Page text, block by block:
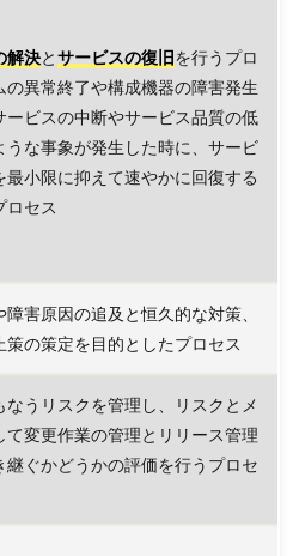
解決とサービスの復旧を行うプロ
の異常終了や構成機器の障害発生
ービスの中断やサービス品質の低
うな事象が発生した時に、サービ
最小限に抑えて速やかに回復する
ロセス
害原因の追及と恒久的な対策、
策の策定を目的としたプロセス
なうリスクを管理し、リスクとメ
て変更作業の管理とリリース管理
継ぐかどうかの評価を行うプロセ